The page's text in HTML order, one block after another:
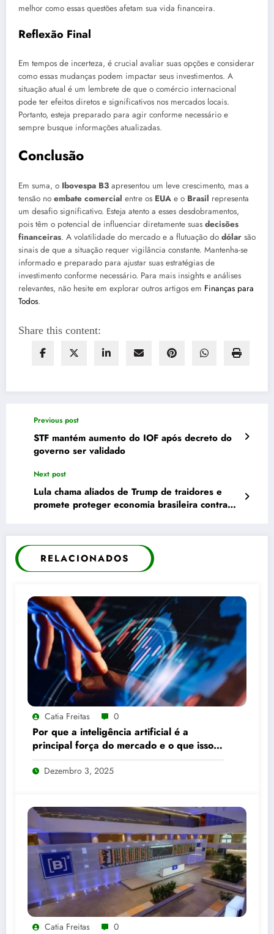
melhor como essas questões afetam sua vida financeira.
Reflexão Final
Em tempos de incerteza, é crucial avaliar suas opções e considerar
como essas mudanças podem impactar seus investimentos. A
situação atual é um lembrete de que o comércio internacional
pode ter efeitos diretos e significativos nos mercados locais.
Portanto, esteja preparado para agir conforme necessário e
sempre busque informações atualizadas.
Conclusão
Em suma, o Ibovespa B3 apresentou um leve crescimento, mas a
tensão no embate comercial entre os EUA e o Brasil representa
um desafio significativo. Esteja atento a esses desdobramentos,
pois têm o potencial de influenciar diretamente suas decisões
financeiras. A volatilidade do mercado e a flutuação do dólar são
sinais de que a situação requer vigilância constante. Mantenha-se
informado e preparado para ajustar suas estratégias de
investimento conforme necessário. Para mais insights e análises
relevantes, não hesite em explorar outros artigos em Finanças para
Todos.
Share this content:
Previous post
STF mantém aumento do IOF após decreto do
governo ser validado
Next post
Lula chama aliados de Trump de traidores e
promete proteger economia brasileira contra
RELACIONADOS
Catia Freitas 0
Por que a inteligência artificial é a
principal força do mercado e o que isso
significa para seus investimentos
Dezembro 3, 2025
Catia Freitas 0